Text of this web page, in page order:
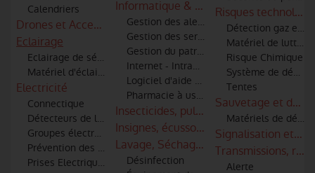
Calendriers
Drones et Accessoires
Eclairage
Eclairage de sécurité
Matériel d'éclairage
Electricité
Connectique
Détecteurs de lignes haute tension pour moyens aériens
Groupes électrogènes
Prévention des risques électriques
Prises Electriques
Informatique & logiciels
Gestion des alertes et informatique
Gestion des services techniques
Gestion du patrimoine
Internet - Intranet - Extranet
Logiciel d'aide à la décision
Pharmacie à usage intérieur
Insecticides, pulvérisateurs,
Insignes, écussons et patronymes
Lavage, Séchage & Entretien
Désinfection
Risques
Détection gaz et
Matériel de lutte
Risque Chimique
Système de
Tentes
Sauvetage et
Matériels de
Signalisation et
Transmissions,
Alerte